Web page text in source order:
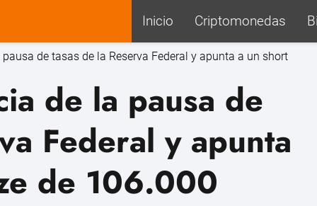
Inicio Criptomonedas
de tasas de la Reserva Federal y apunta a un short
de la pausa de
Federal y apunta
de 106.000